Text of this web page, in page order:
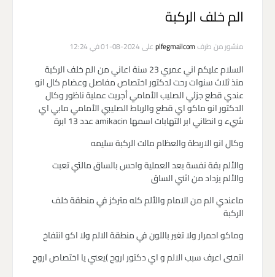
الم خلف الركبة
منشور من طرفplfegmailcomعلى 2024-08-01 في 12:24
السلام عليكم اني عمري 23 سنة اعاني من الم خلف الركبة
منذ ثلاث سنوات رحت لدكتور اختصاص مفاصل وعضام كال انو
عندي قطع جزئي الصليب الأمامي أجريت عملية ناظور وكال
الدكتور انو ماكو اي قطع والرباط الصليبي الأمامي مابي اي
شيء و انطاني ابر التهابات اسمها amikacin عدد 13 ابرة
وكال انو الاربطة والعظام مالت الركبة سليمه
والألم بقة نفسة بعد العملية واحس بالساق مالتي تعبت
والألم يزداد من اثني الساق
ماعندي الم من الامام والألم كله متركز في منطقة خلف
الركبة
وماكو احمرار ولا تغير باللون في منطقة الالم ولا اكو انتفاخ
اتمنى اعرف سبب الالم و اي دكتور اروح )يعني يا اختصاص اروح